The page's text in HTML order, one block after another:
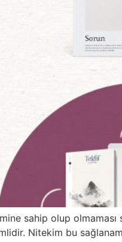
sahip olup olmaması
Nitekim bu